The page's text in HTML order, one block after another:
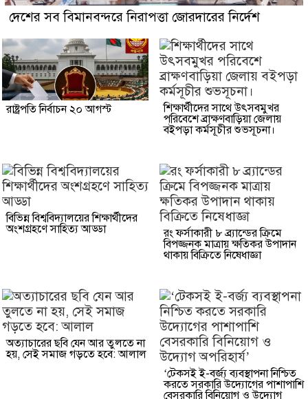
দেশের সব বিমানবন্দরে নিরাপত্তা জোরদারের নির্দেশ
রাষ্ট্রপতি নির্বাচন ২০ আগস্ট
শিক্ষার্থীদের সাথে উৎসবমুখর
পরিবেশে ব্রাক্ষণবাড়িয়া জেলায়
বইপড়া কর্মসূচীর শুভসূচনা।
বিভিন্ন বিশ্ববিদ্যালয়ের শিক্ষার্থীদের
অংশগ্রহণে সাহিত্য আড্ডা
রং ফর্সাকারী ৮ ব্র্যান্ডের ক্রিমে
বিপজ্জনক মাত্রায় ক্ষতিকর উপাদান
থাকায় বিক্রিতে নিষেধাজ্ঞা
অত্যাচারের ছবি যেন আর তুলতে না
হয়, সেই সমাজ গড়তে হবে: আলাল
‘টেকসই ই-বর্জ্য ব্যবস্থাপনা নিশ্চিত
করতে সরকারি উদ্যোগের পাশাপাশি
বেসরকারি বিনিয়োগ ও উদ্যোগ